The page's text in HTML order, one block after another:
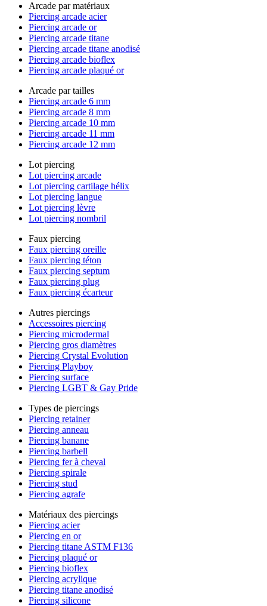
Arcade par matériaux
Piercing arcade acier
Piercing arcade or
Piercing arcade titane
Piercing arcade titane anodisé
Piercing arcade bioflex
Piercing arcade plaqué or
Arcade par tailles
Piercing arcade 6 mm
Piercing arcade 8 mm
Piercing arcade 10 mm
Piercing arcade 11 mm
Piercing arcade 12 mm
Lot piercing
Lot piercing arcade
Lot piercing cartilage hélix
Lot piercing langue
Lot piercing lèvre
Lot piercing nombril
Faux piercing
Faux piercing oreille
Faux piercing téton
Faux piercing septum
Faux piercing plug
Faux piercing écarteur
Autres piercings
Accessoires piercing
Piercing microdermal
Piercing gros diamètres
Piercing Crystal Evolution
Piercing Playboy
Piercing surface
Piercing LGBT & Gay Pride
Types de piercings
Piercing retainer
Piercing anneau
Piercing banane
Piercing barbell
Piercing fer à cheval
Piercing spirale
Piercing stud
Piercing agrafe
Matériaux des piercings
Piercing acier
Piercing en or
Piercing titane ASTM F136
Piercing plaqué or
Piercing bioflex
Piercing acrylique
Piercing titane anodisé
Piercing silicone